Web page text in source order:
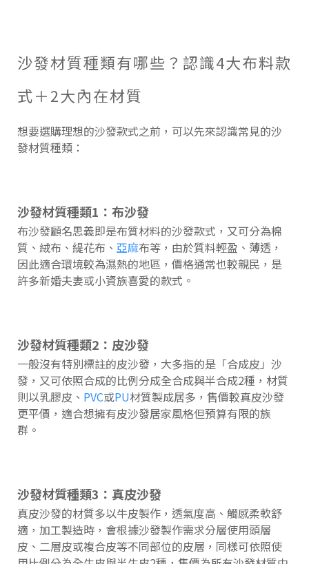
沙發材質種類有哪些？認識4大布料款
式＋2大內在材質
想要選購理想的沙發款式之前，可以先來認識常見的沙
發材質種類：
沙發材質種類1：布沙發
布沙發顧名思義即是布質材料的沙發款式，又可分為棉
質、絨布、緹花布、 亞麻布等，由於質料輕盈、薄透，
因此適合環境較為濕熱的地區，價格通常也較親民，是
許多新婚夫妻或小資族喜愛的款式。
沙發材質種類2：皮沙發
一般沒有特別標註的皮沙發，大多指的是「合成皮」沙
發，又可依照合成的比例分成全合成與半合成2種，材質
則以乳膠皮、 PVC或PU材質製成居多，售價較真皮沙發
更平價，適合想擁有皮沙發居家風格但預算有限的族
群。
沙發材質種類3：真皮沙發
真皮沙發的材質多以牛皮製作，透氣度高、觸感柔軟舒
適，加工製造時，會根據沙發製作需求分層使用頭層
皮、二層皮或複合皮等不同部位的皮層，同樣可依照使